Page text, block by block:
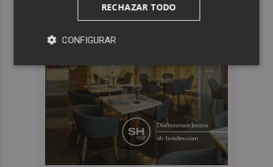
RECHAZAR TODO
CONFIGURAR